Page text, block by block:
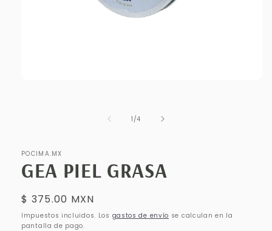
1 /de
4
POCIMA.MX
GEA PIEL GRASA
Precio
habitual
$ 375.00 MXN
Impuestos incluidos. Los gastos de envío se calculan en la
pantalla de pago.